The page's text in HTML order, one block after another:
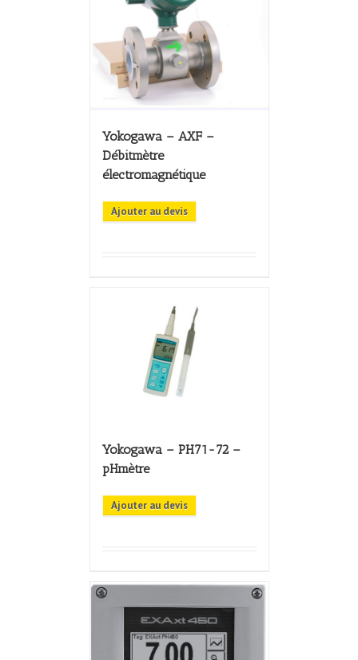
Yokogawa – AXF –
Débitmètre
électromagnétique
Ajouter au devis
Yokogawa – PH71-72 –
pHmètre
Ajouter au devis